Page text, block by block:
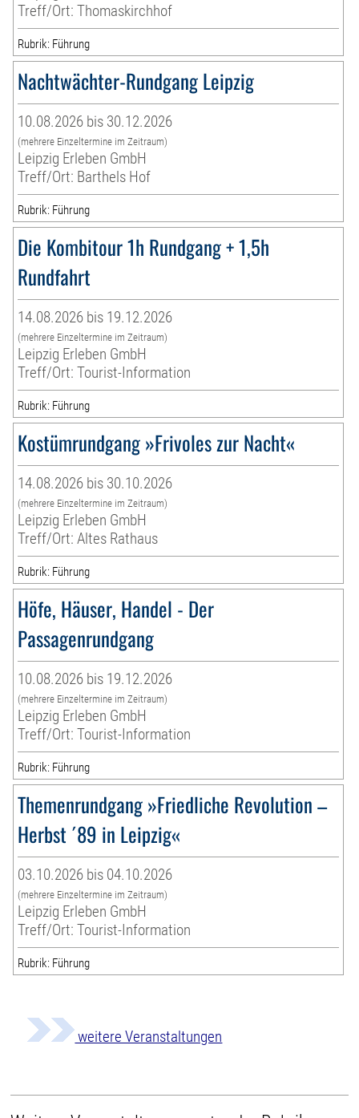
Treff/Ort: Thomaskirchhof
Rubrik: Führung
Nachtwächter-Rundgang Leipzig
10.08.2026 bis 30.12.2026
(mehrere Einzeltermine im Zeitraum)
Leipzig Erleben GmbH
Treff/Ort: Barthels Hof
Rubrik: Führung
Die Kombitour 1h Rundgang + 1,5h
Rundfahrt
14.08.2026 bis 19.12.2026
(mehrere Einzeltermine im Zeitraum)
Leipzig Erleben GmbH
Treff/Ort: Tourist-Information
Rubrik: Führung
Kostümrundgang »Frivoles zur Nacht«
14.08.2026 bis 30.10.2026
(mehrere Einzeltermine im Zeitraum)
Leipzig Erleben GmbH
Treff/Ort: Altes Rathaus
Rubrik: Führung
Höfe, Häuser, Handel - Der
Passagenrundgang
10.08.2026 bis 19.12.2026
(mehrere Einzeltermine im Zeitraum)
Leipzig Erleben GmbH
Treff/Ort: Tourist-Information
Rubrik: Führung
Themenrundgang »Friedliche Revolution –
Herbst ´89 in Leipzig«
03.10.2026 bis 04.10.2026
(mehrere Einzeltermine im Zeitraum)
Leipzig Erleben GmbH
Treff/Ort: Tourist-Information
Rubrik: Führung
weitere Veranstaltungen